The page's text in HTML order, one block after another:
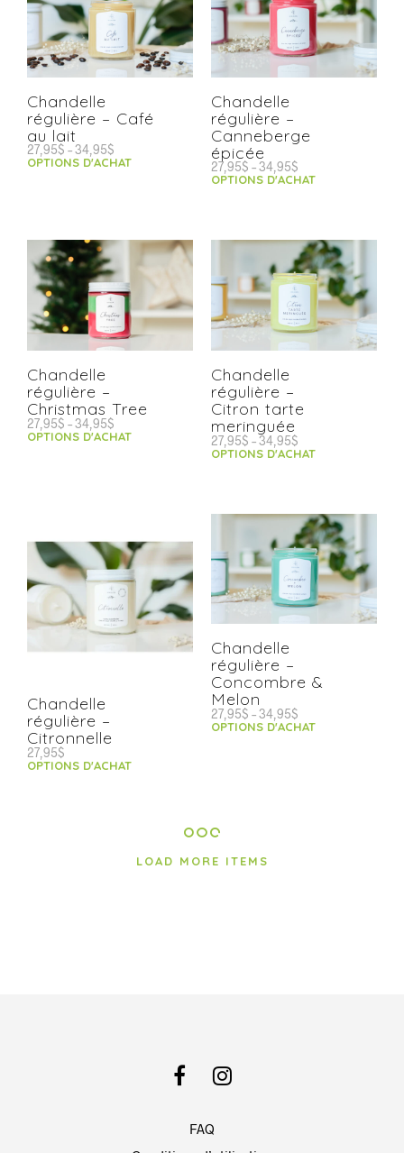
Chandelle
régulière – Café
au lait
27,95$ –34,95$
OPTIONS D'ACHAT
Chandelle
régulière –
Canneberge
épicée
27,95$ –34,95$
OPTIONS D'ACHAT
Chandelle
régulière –
Christmas Tree
27,95$ –34,95$
OPTIONS D'ACHAT
Chandelle
régulière –
Citron tarte
meringuée
27,95$ –34,95$
OPTIONS D'ACHAT
Chandelle
régulière –
Citronnelle
27,95$
OPTIONS D'ACHAT
Chandelle
régulière –
Concombre &
Melon
27,95$ –34,95$
OPTIONS D'ACHAT
LOAD MORE ITEMS
FAQ